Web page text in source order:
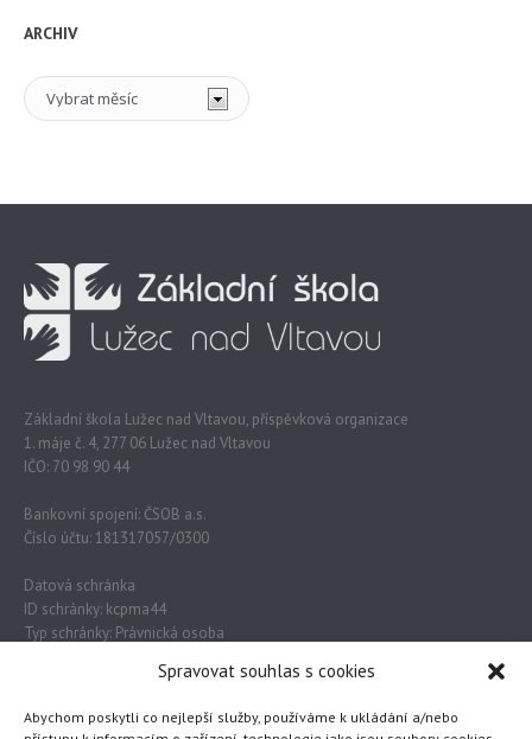
Spravovat souhlas s cookies
Abychom poskytli co nejlepší služby, používáme k ukládání a/nebo
ARCHIV
Archiv
Základní škola Lužec nad Vltavou, příspěvková organizace
1. máje č. 4, 277 06 Lužec nad Vltavou
IČO: 70 98 90 44
Bankovní spojení: ČSOB a.s.
Číslo účtu: 181317057/0300
Datová schránka
ID schránky: kcpma44
Typ schránky: Právnická osoba